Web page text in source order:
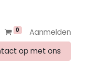
0
Aanmelden
op met ons